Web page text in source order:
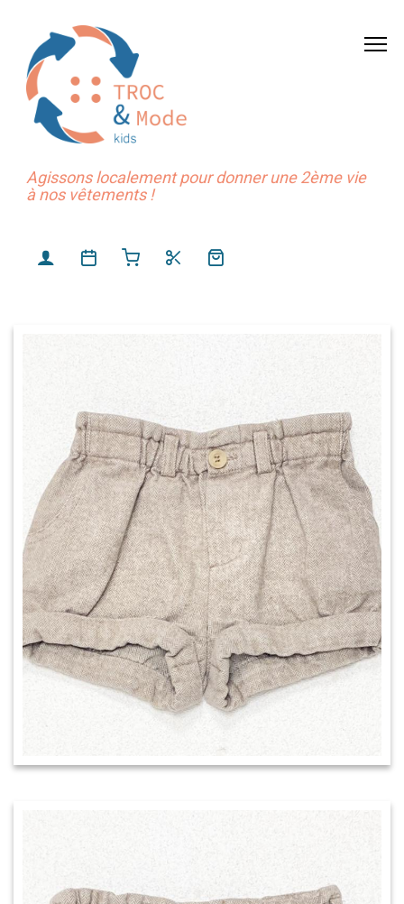
Agissons localement pour donner une 2ème vie
à nos vêtements !